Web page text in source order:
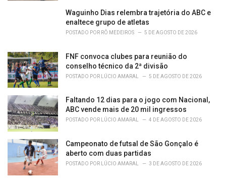
Waguinho Dias relembra trajetória do ABC e
enaltece grupo de atletas
POSTADO POR RÔ MEDEIROS 5 DE AGOSTO DE 2026
FNF convoca clubes para reunião do
conselho técnico da 2ª divisão
POSTADO POR LÚCIO AMARAL 5 DE AGOSTO DE 2026
Faltando 12 dias para o jogo com Nacional,
ABC vende mais de 20 mil ingressos
POSTADO POR LÚCIO AMARAL 4 DE AGOSTO DE 2026
Campeonato de futsal de São Gonçalo é
aberto com duas partidas
POSTADO POR LÚCIO AMARAL 3 DE AGOSTO DE 2026